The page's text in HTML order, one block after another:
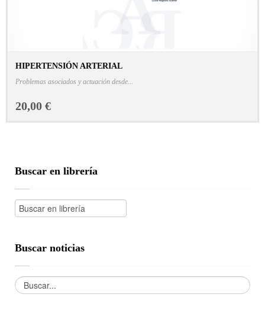
HIPERTENSIÓN ARTERIAL
Problemas asociados y actuación desde...
20,00 €
Buscar en librería
Buscar noticias